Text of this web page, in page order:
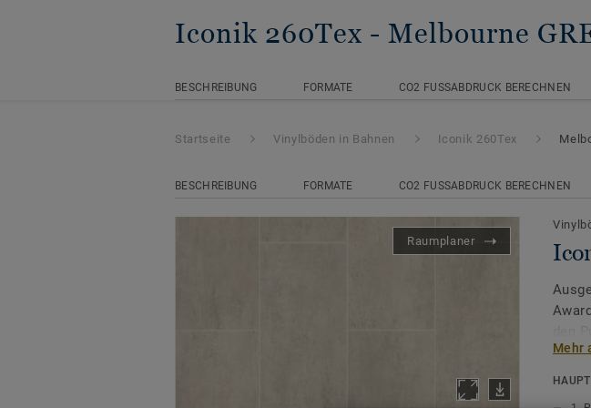
Iconik 260Tex - Melbourne
BESCHREIBUNG FORMATE CO2 FUSSABDRUCK BERECHNEN
Startseite Vinylböden in Bahnen Iconik 260Tex
BESCHREIBUNG FORMATE CO2 FUSSABDRUCK BERECHNEN
Raumplaner
Mehr